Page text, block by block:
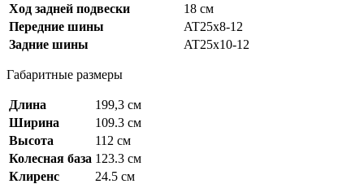
Ход задней подвески
18 см
Передние шины
AT25x8-12
Задние шины
AT25x10-12
Габаритные размеры
Длина
199,3 см
Ширина
109.3 см
Высота
112 см
Колесная база 123.3 см
Клиренс
24.5 см